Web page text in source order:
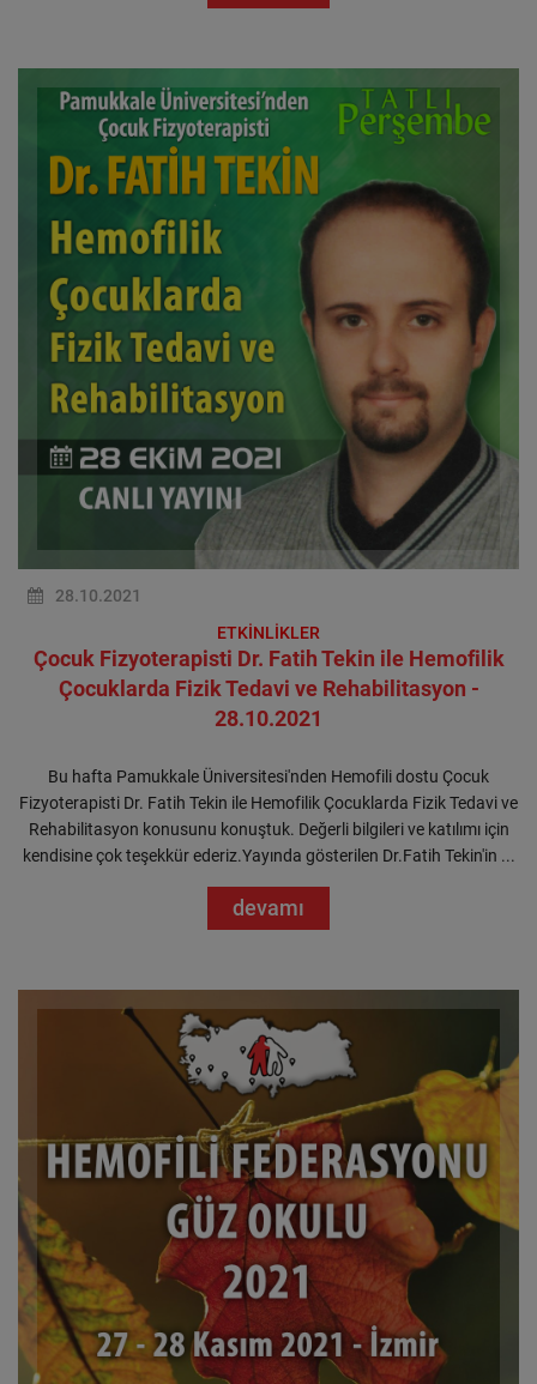
28.10.2021
ETKİNLİKLER
Çocuk Fizyoterapisti Dr. Fatih Tekin ile Hemofilik
Çocuklarda Fizik Tedavi ve Rehabilitasyon -
28.10.2021
Bu hafta Pamukkale Üniversitesi'nden Hemofili dostu Çocuk
Fizyoterapisti Dr. Fatih Tekin ile Hemofilik Çocuklarda Fizik Tedavi ve
Rehabilitasyon konusunu konuştuk. Değerli bilgileri ve katılımı için
kendisine çok teşekkür ederiz.Yayında gösterilen Dr.Fatih Tekin'in ...
devamı